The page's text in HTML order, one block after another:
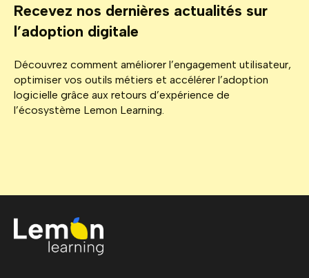
Recevez nos dernières actualités sur
l’adoption digitale
Découvrez comment améliorer l’engagement utilisateur,
optimiser vos outils métiers et accélérer l’adoption
logicielle grâce aux retours d’expérience de
l’écosystème Lemon Learning.